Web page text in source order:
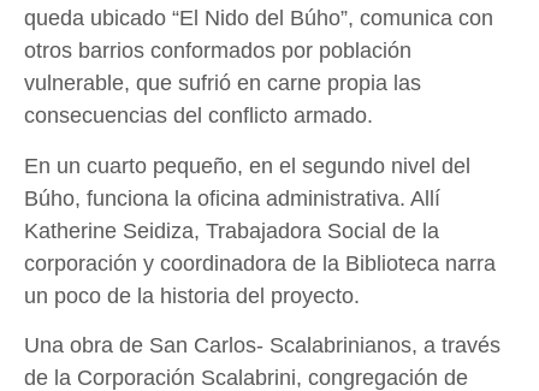
queda ubicado “El Nido del Búho”, comunica con
otros barrios conformados por población
vulnerable, que sufrió en carne propia las
consecuencias del conflicto armado.
En un cuarto pequeño, en el segundo nivel del
Búho, funciona la oficina administrativa. Allí
Katherine Seidiza, Trabajadora Social de la
corporación y coordinadora de la Biblioteca narra
un poco de la historia del proyecto.
Una obra de San Carlos- Scalabrinianos, a través
de la Corporación Scalabrini, congregación de